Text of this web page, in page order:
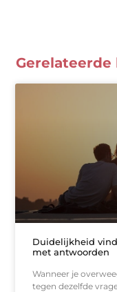
Duidelijkheid
met antwoorden
Wanneer je
tegen dezelfde